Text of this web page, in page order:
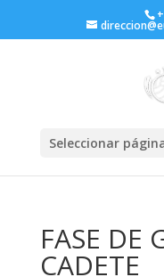
Seleccionar
FASE DE
CADETE